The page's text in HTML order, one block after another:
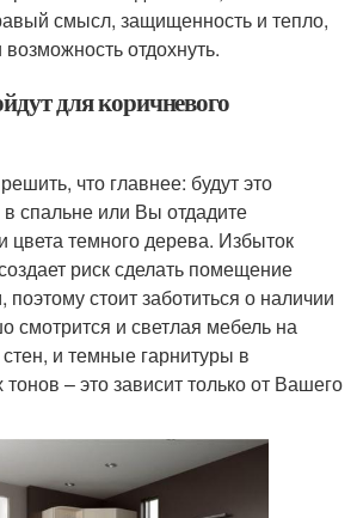
смысл, защищенность и тепло,
отдохнуть.
для коричневого
что главнее: будут это
спальне или Вы отдадите
цвета темного дерева. Избыток
риск сделать помещение
стоит заботиться о наличии
смотрится и светлая мебель на
и темные гарнитуры в
– это зависит только от Вашего